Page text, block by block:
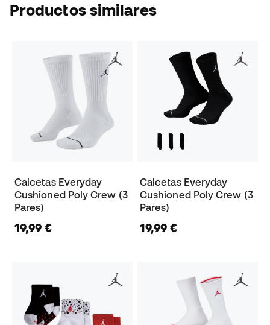
Productos similares
Calcetas Everyday
Cushioned Poly Crew (3
Pares)
19,99 €
Calcetas Everyday
Cushioned Poly Crew (3
Pares)
19,99 €